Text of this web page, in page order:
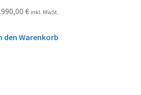
€ inkl. MwSt.
den Warenkorb